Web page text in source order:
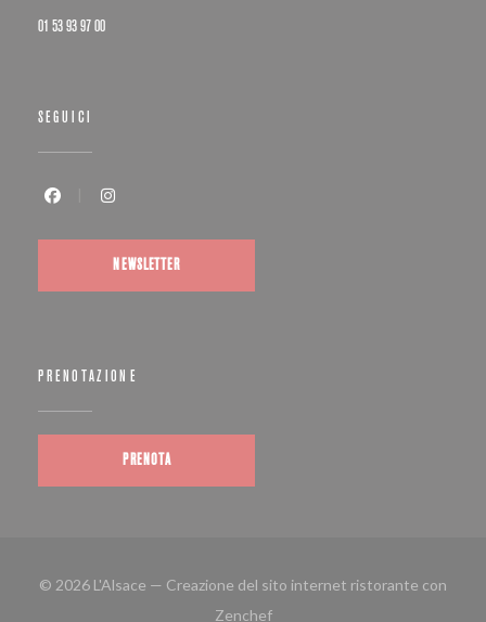
01 53 93 97 00
SEGUICI
NEWSLETTER
PRENOTAZIONE
PRENOTA
© 2026 L'Alsace — Creazione del sito internet ristorante con
Zenchef((apre una nuova finestra))